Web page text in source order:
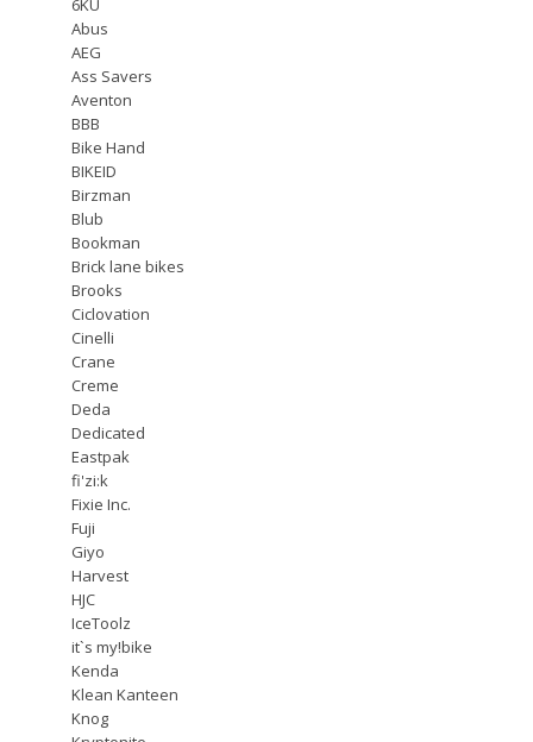
6KU
Abus
AEG
Ass Savers
Aventon
BBB
Bike Hand
BIKEID
Birzman
Blub
Bookman
Brick lane bikes
Brooks
Ciclovation
Cinelli
Crane
Creme
Deda
Dedicated
Eastpak
fi'zi:k
Fixie Inc.
Fuji
Giyo
Harvest
HJC
IceToolz
it`s my!bike
Kenda
Klean Kanteen
Knog